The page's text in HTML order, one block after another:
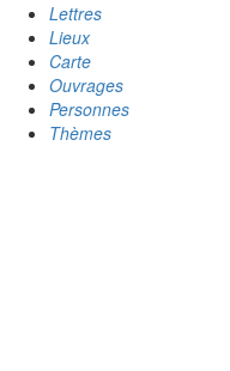
Lettres
Lieux
Carte
Ouvrages
Personnes
Thèmes